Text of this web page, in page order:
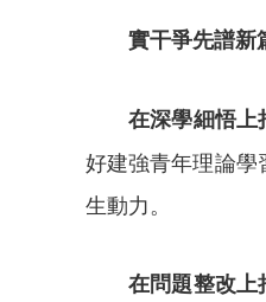
實干爭先譜新
在深學細悟上
好建強青年理論學
生動力。
在問題整改上